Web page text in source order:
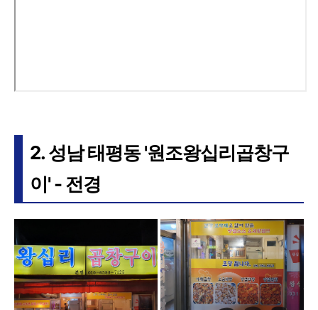
2. 성남 태평동 '원조왕십리곱창구
이' - 전경